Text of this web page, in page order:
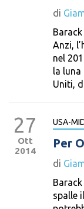
di
Anzi,
nel
la luna
Uniti,
27
Ott
2014
USA-
Per
di
spalle